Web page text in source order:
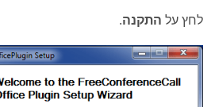
לחץ על התקנה.